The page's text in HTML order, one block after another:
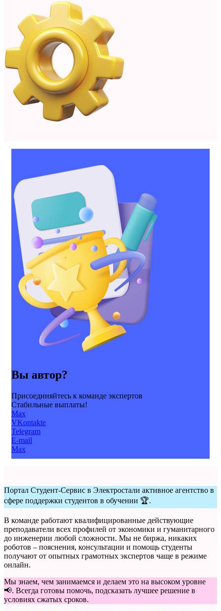
Вы автор?
Присоединяйтесь к команде экспертов
Стабильные выплаты!
Max
VKontakte
Telegram
E-mail
Max
Портал Студент-Сервис в Электростали активное агентство в
сфере поддержки студентов в обучении 🏆.
В команде работают квалифицированные действующие
преподаватели всех профилей от экономики и гуманитарного
до инженерии любой сложности. Мы не биржа, никаких
роботов – пояснения, консультации и помощь студенты
получают от опытных грамотных экспертов чаще в режиме
онлайн.
Мы знаем, чем занимаемся и делаем это на высоком уровне
📢. Всегда готовы помочь, подсказать лучшее решение в
условиях сжатых сроков.